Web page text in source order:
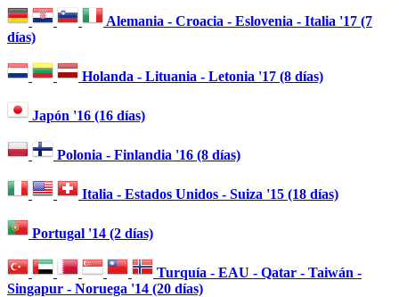
Alemania - Croacia - Eslovenia - Italia '17 (7
días)
Holanda - Lituania - Letonia '17 (8 días)
Japón '16 (16 días)
Polonia - Finlandia '16 (8 días)
Italia - Estados Unidos - Suiza '15 (18 días)
Portugal '14 (2 días)
Turquía - EAU - Qatar - Taiwán -
Singapur - Noruega '14 (20 días)